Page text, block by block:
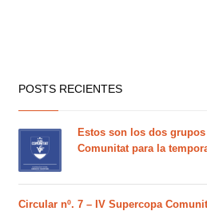
POSTS RECIENTES
Estos son los dos
Comunitat para la
Circular nº. 7 – IV Supercopa